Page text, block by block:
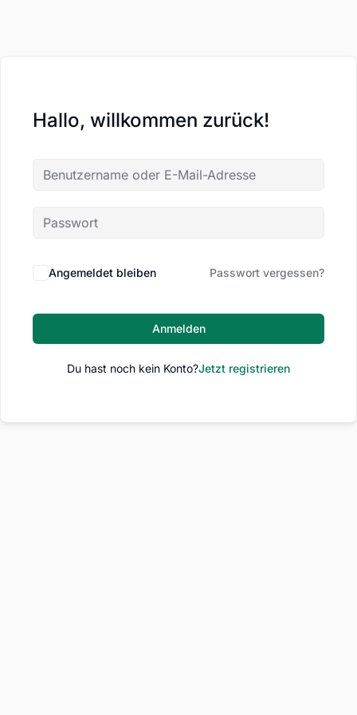
Hallo, willkommen zurück!
Angemeldet bleiben Passwort vergessen?
Anmelden
Du hast noch kein Konto?Jetzt registrieren